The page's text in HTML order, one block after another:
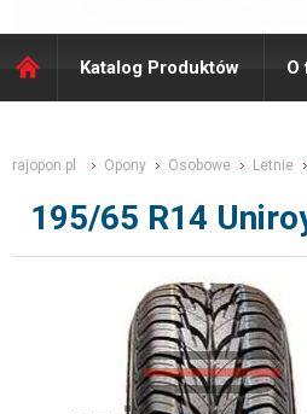
Katalog Produktów O
rajopon.pl Opony Osobowe Letnie
195/65 R14